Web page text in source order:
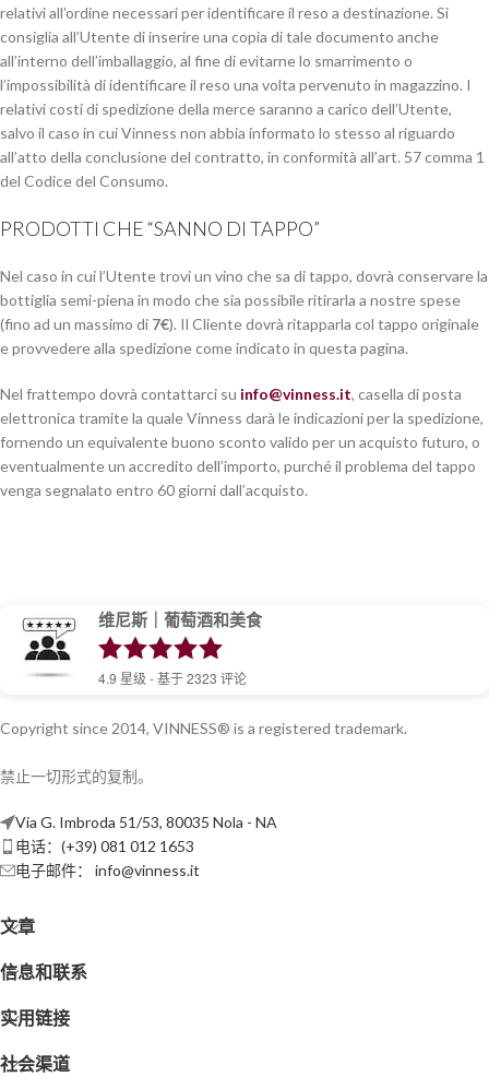
relativi all’ordine necessari per identificare il reso a destinazione. Si
consiglia all’Utente di inserire una copia di tale documento anche
all’interno dell’imballaggio, al fine di evitarne lo smarrimento o
l’impossibilità di identificare il reso una volta pervenuto in magazzino. I
relativi costi di spedizione della merce saranno a carico dell’Utente,
salvo il caso in cui Vinness non abbia informato lo stesso al riguardo
all’atto della conclusione del contratto, in conformità all’art. 57 comma 1
del Codice del Consumo.
PRODOTTI CHE “SANNO DI TAPPO”
Nel caso in cui l’Utente trovi un vino che sa di tappo, dovrà conservare la
bottiglia semi-piena in modo che sia possibile ritirarla a nostre spese
(fino ad un massimo di 7€). Il Cliente dovrà ritapparla col tappo originale
e provvedere alla spedizione come indicato in questa pagina.
Nel frattempo dovrà contattarci su info@vinness.it, casella di posta
elettronica tramite la quale Vinness darà le indicazioni per la spedizione,
fornendo un equivalente buono sconto valido per un acquisto futuro, o
eventualmente un accredito dell’importo, purché il problema del tappo
venga segnalato entro 60 giorni dall’acquisto.
维尼斯｜葡萄酒和美食
4.9 星级 - 基于2323 评论
Copyright since 2014, VINNESS® is a registered trademark.
禁止一切形式的复制。
Via G. Imbroda 51/53, 80035 Nola - NA
电话：(+39) 081 012 1653
电子邮件： info@vinness.it
文章
信息和联系
实用链接
社会渠道